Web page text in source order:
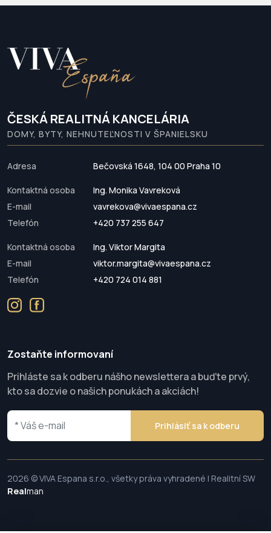
ČESKÁ REALITNÁ KANCELÁRIA
DOMY, BYTY, NEHNUTEĽNOSTI V ŠPANIELSKU
Adresa Bečovská 1648, 104 00 Praha 10
Kontaktná osoba
Ing. Monika Vavreková
E-mail
vavrekova@vivaespana.cz
Telefón
+420 737 255 647
Kontaktná osoba
Ing. Viktor Margita
E-mail
viktor.margita@vivaespana.cz
Telefón
+420 724 014 881
Zostaňte informovaní
Prihláste sa k odberu nášho newslettera a buďte prvý,
kto sa dozvie o našich ponukách a akciách!
Prihlásiť sa k odberu
2026 © VIVA Espana s.r.o., všetky práva vyhradené | Realitní SW
Realman